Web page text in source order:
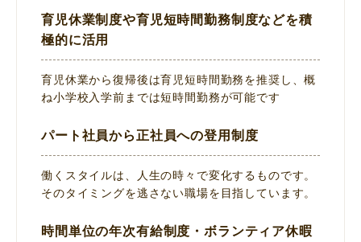
育児休業制度や育児短時間勤務制度などを積
極的に活用
育児休業から復帰後は育児短時間勤務を推奨し、概
ね小学校入学前までは短時間勤務が可能です
パート社員から正社員への登用制度
働くスタイルは、人生の時々で変化するものです。
そのタイミングを逃さない職場を目指しています。
時間単位の年次有給制度・ボランティア休暇